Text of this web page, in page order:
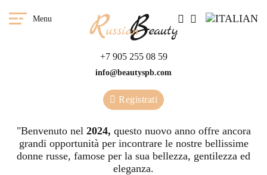
Menu
+7 905 255 08 59
info@beautyspb.com
Registrati
"Benvenuto nel 2024, questo nuovo anno offre ancora
grandi opportunità per incontrare le nostre bellissime
donne russe, famose per la sua bellezza, gentilezza ed
eleganza.